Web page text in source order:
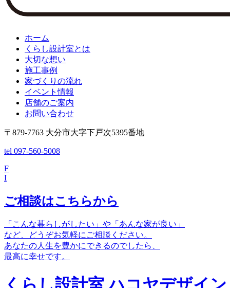
ホーム
くらし設計室とは
大切な想い
施工事例
家づくりの流れ
イベント情報
店舗のご案内
お問い合わせ
〒879-7763 大分市大字下戸次5395番地
tel 097-560-5008
F
I
ご相談はこちらから
「こんな暮らしがしたい」や「あんな家が良い」
など、どうぞお気軽にご相談ください。
あなたの人生を豊かにできるのでしたら、
最高に幸せです。